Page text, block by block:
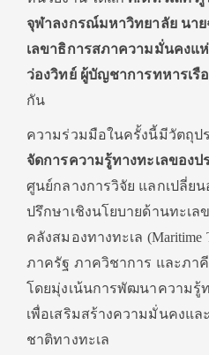
จุฬาลงกรณ์มหาวิทยาลัย นา
เลขาธิการสภาความมั่นคงแ
ว่องวิทย์ ผู้บัญชาการทหารเรือ
กัน
ความร่วมมือในครั้งนี้มีวัตถุป
จัดการความรู้ทางทะเลของป
ศูนย์กลางการวิจัย แลกเปลี่ย
ปรึกษาเชิงนโยบายด้านทะเล
คลังสมองทางทะเล (Maritime
ภาครัฐ ภาควิชาการ และภา
โดยมุ่งเน้นการพัฒนาความรู้ท
เพื่อเสริมสร้างความมั่นคงแ
ชาติทางทะเล